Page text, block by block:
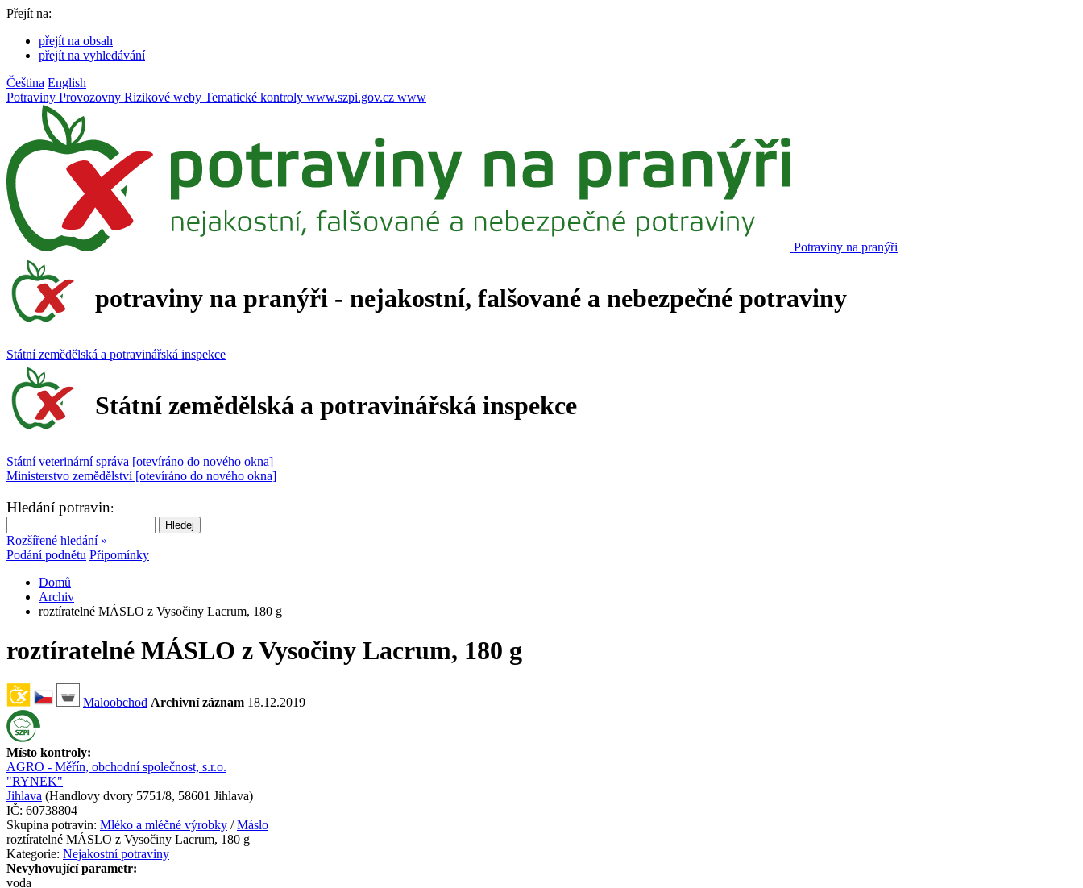
Přejít na:
přejít na obsah
přejít na vyhledávání
Čeština English
Potraviny Provozovny Rizikové weby Tematické kontroly www.szpi.gov.cz www
Potraviny na pranýři
potraviny na pranýři - nejakostní, falšované a nebezpečné potraviny
Státní zemědělská a potravinářská inspekce
Státní zemědělská a potravinářská inspekce
Státní veterinární správa [otevíráno do nového okna]
Ministerstvo zemědělství [otevíráno do nového okna]
Hledání potravin:
Rozšířené hledání »
Podání podnětu Připomínky
Domů
Archiv
roztíratelné MÁSLO z Vysočiny Lacrum, 180 g
roztíratelné MÁSLO z Vysočiny Lacrum, 180 g
Maloobchod Archivní záznam 18.12.2019
Místo kontroly:
AGRO - Měřín, obchodní společnost, s.r.o.
"RYNEK"
Jihlava (Handlovy dvory 5751/8, 58601 Jihlava)
IČ: 60738804
Skupina potravin: Mléko a mléčné výrobky /Máslo
roztíratelné MÁSLO z Vysočiny Lacrum, 180 g
Kategorie: Nejakostní potraviny
Nevyhovující parametr:
voda